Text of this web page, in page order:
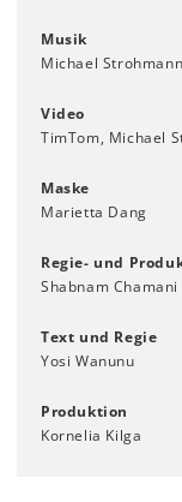
Musik
Michael Strohmann
Video
TimTom,
Maske
Marietta Dang
Regie- und
Shabnam Chamani
Text und Regie
Yosi Wanunu
Produktion
Kornelia Kilga